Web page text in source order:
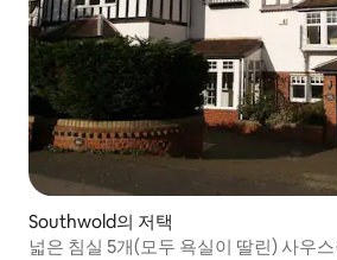
Southwold의 저택
넓은 침실 5개(모두 욕실이 딸린) 사우